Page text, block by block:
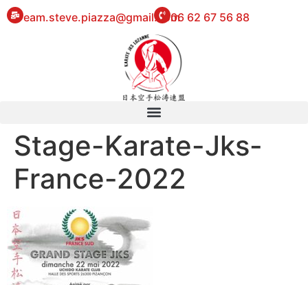
eam.steve.piazza@gmail.com06 62 67 56 88
Stage-Karate-Jks-
France-2022